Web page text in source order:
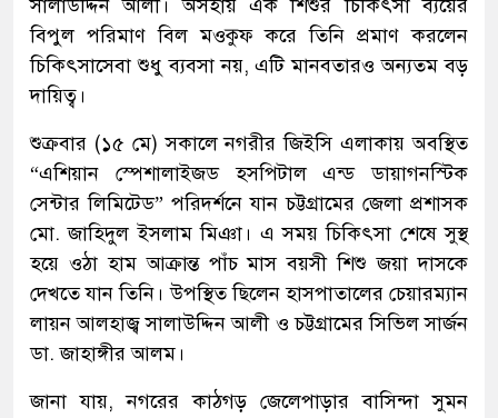
সালাউদ্দিন আলী। অসহায় এক শিশুর চিকিৎসা ব্যয়ের
বিপুল পরিমাণ বিল মওকুফ করে তিনি প্রমাণ করলেন
চিকিৎসাসেবা শুধু ব্যবসা নয়, এটি মানবতারও অন্যতম বড়
দায়িত্ব।
শুক্রবার (১৫ মে) সকালে নগরীর জিইসি এলাকায় অবস্থিত
“এশিয়ান স্পেশালাইজড হসপিটাল এন্ড ডায়াগনস্টিক
সেন্টার লিমিটেড” পরিদর্শনে যান চট্টগ্রামের জেলা প্রশাসক
মো. জাহিদুল ইসলাম মিঞা। এ সময় চিকিৎসা শেষে সুস্থ
হয়ে ওঠা হাম আক্রান্ত পাঁচ মাস বয়সী শিশু জয়া দাসকে
দেখতে যান তিনি। উপস্থিত ছিলেন হাসপাতালের চেয়ারম্যান
লায়ন আলহাজ্ব সালাউদ্দিন আলী ও চট্টগ্রামের সিভিল সার্জন
ডা. জাহাঙ্গীর আলম।
জানা যায়, নগরের কাঠগড় জেলেপাড়ার বাসিন্দা সুমন